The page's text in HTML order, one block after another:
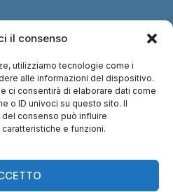
il consenso
utilizziamo tecnologie come i
alle informazioni del dispositivo.
ci consentirà di elaborare dati come
o ID univoci su questo sito. Il
consenso può influire
e funzioni.
ANCHE SU: